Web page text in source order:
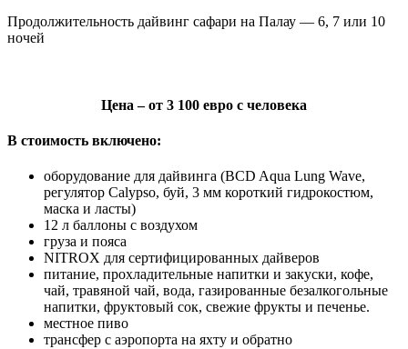
Продолжительность дайвинг сафари на Палау — 6, 7 или 10
ночей
Цена – от 3 100 евро с человека
В стоимость включено:
оборудование для дайвинга (BCD Aqua Lung Wave,
регулятор Calypso, буй, 3 мм короткий гидрокостюм,
маска и ласты)
12 л баллоны с воздухом
груза и пояса
NITROX для сертифицированных дайверов
питание, прохладительные напитки и закуски, кофе,
чай, травяной чай, вода, газированные безалкогольные
напитки, фруктовый сок, свежие фрукты и печенье.
местное пиво
трансфер с аэропорта на яхту и обратно